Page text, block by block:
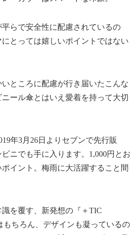
らで安全性に配慮されているの
とっては嬉しいポイントではない
ところに配慮が行き届いたこんな
ール傘とはいえ愛着を持って大切
年3月26日よりセブンで先行販
ニでも手に入ります。1,000円とお
イント。梅雨に大活躍すること間
を覆す、新発想の『＋TIC
もちろん、デザインも凝っているの